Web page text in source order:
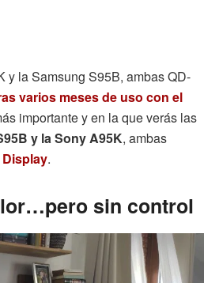
y la Samsung S95B, ambas QD-
varios meses de uso con el
importante y en la que verás las
y la Sony A95K, ambas
.
sin control